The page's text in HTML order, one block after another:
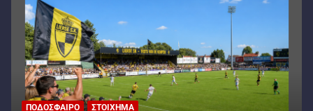
ΠΟΔΌΣΦΑΙΡΟ ΣΤΟΊΧΗΜΑ